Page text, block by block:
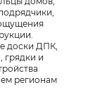
доски ДПК,
грядки и
регионам